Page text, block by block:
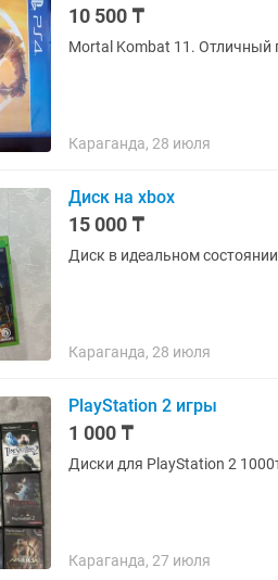
10 500 ₸
Mortal Kombat 11. Отличный
Караганда, 28 июля
Диск на xbox
15 000 ₸
Диск в идеальном
Караганда, 28 июля
PlayStation 2 игры
1 000 ₸
Диски для PlayStation 2
Караганда, 27 июля